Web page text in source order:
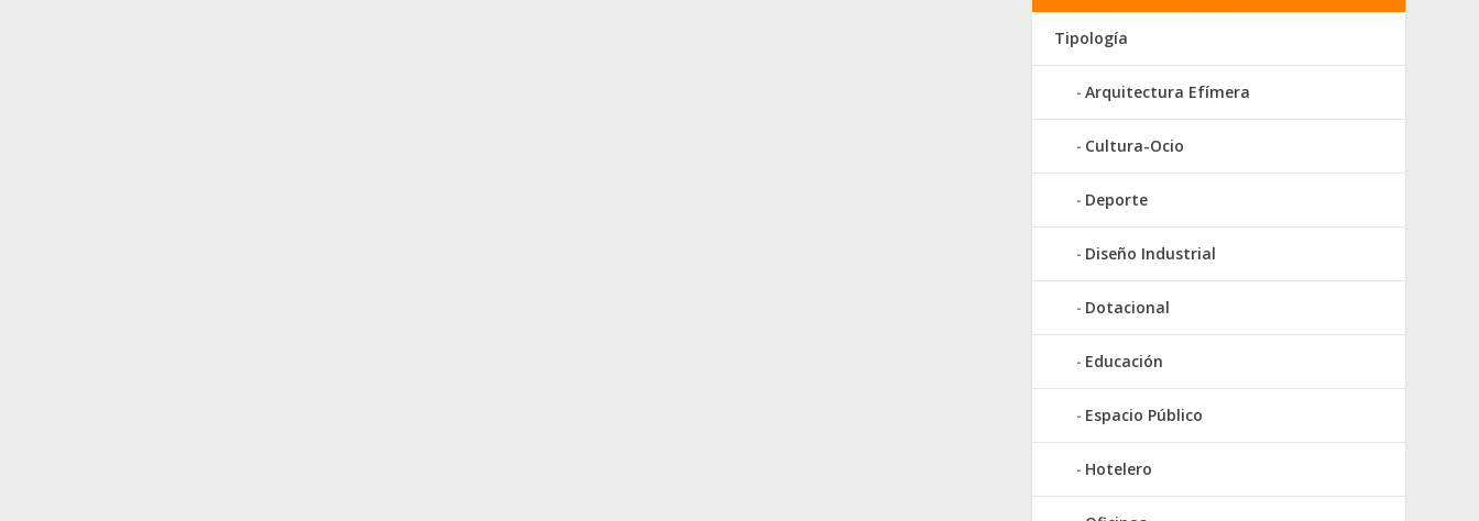
Tipología
Arquitectura Efímera
Cultura-Ocio
Deporte
Diseño Industrial
Dotacional
Educación
Espacio Público
Hotelero